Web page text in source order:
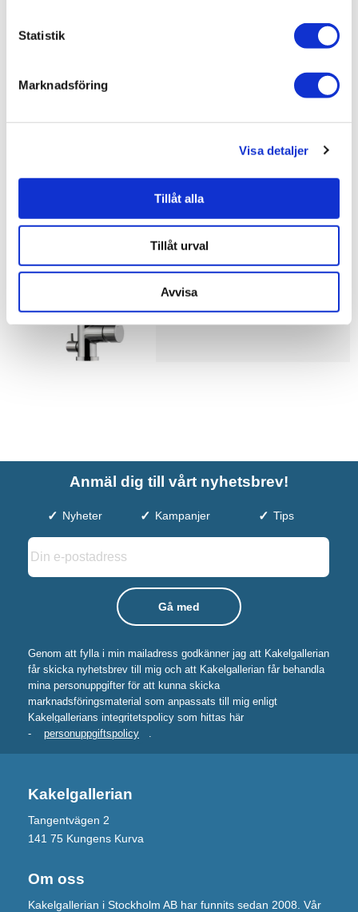
Statistik
Marknadsföring
Visa detaljer
Tillåt alla
Tillåt urval
Avvisa
Bad & kök /
Bad & kök / Kök & tvättstuga / Köksblandare / Köksbla
ndare med diskmaskinsavstängning
Tapwell Köksblandare EVO184
4.895 kr
Anmäl dig till vårt nyhetsbrev!
Nyheter Kampanjer Tips
Genom att fylla i min mailadress godkänner jag att Kakelgallerian
får skicka nyhetsbrev till mig och att Kakelgallerian får behandla
mina personuppgifter för att kunna skicka
marknadsföringsmaterial som anpassats till mig enligt
Kakelgallerians integritetspolicy som hittas här
-
personuppgiftspolicy
Kakelgallerian
Tangentvägen 2
141 75 Kungens Kurva
Om oss
Kakelgallerian i Stockholm AB har funnits sedan 2008. Vår